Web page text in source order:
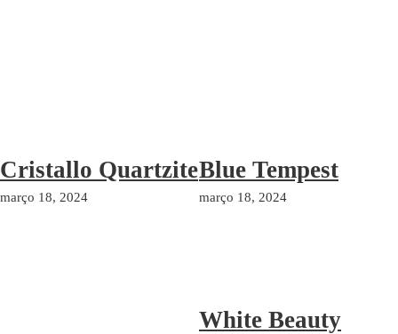
Cristallo Quartzite
março 18, 2024
Blue Tempest
março 18, 2024
White Beauty